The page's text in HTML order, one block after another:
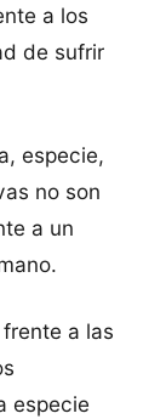
a los
de sufrir
especie,
no son
a un
a las
especie